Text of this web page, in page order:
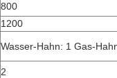
800
1200
Wasser-Hahn: 1 Gas-
2